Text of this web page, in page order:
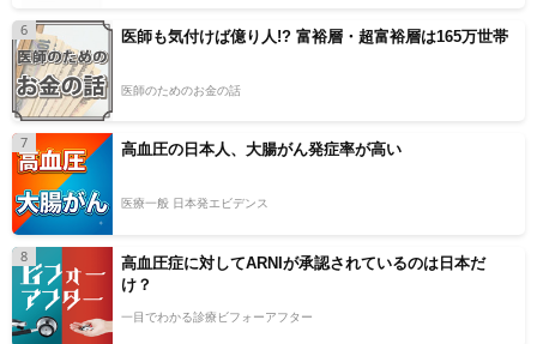
6 医師も気付けば億り人!? 富裕層・超富裕層は165万世帯
医師のためのお金の話
7 高血圧の日本人、大腸がん発症率が高い
医療一般 日本発エビデンス
8
高血圧症に対してARNIが承認されているのは日本だ
け？
一目でわかる診療ビフォーアフター